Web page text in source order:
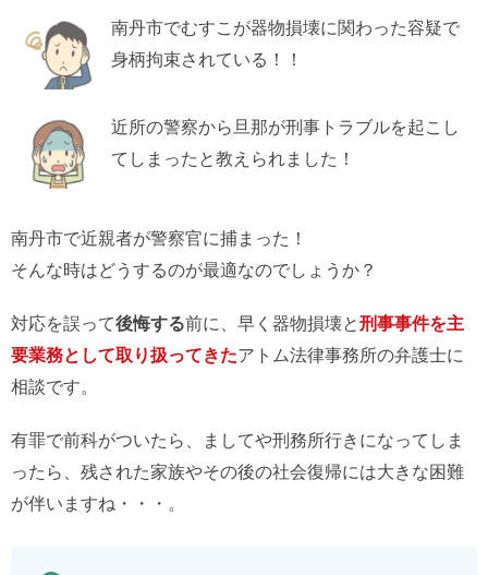
南丹市でむすこが器物損壊に関わった容疑で
身柄拘束されている！！
近所の警察から旦那が刑事トラブルを起こし
てしまったと教えられました！
南丹市で近親者が警察官に捕まった！
そんな時はどうするのが最適なのでしょうか？
対応を誤って後悔する前に、早く器物損壊と刑事事件を主
要業務として取り扱ってきたアトム法律事務所の弁護士に
相談です。
有罪で前科がついたら、ましてや刑務所行きになってしま
ったら、残された家族やその後の社会復帰には大きな困難
が伴いますね・・・。